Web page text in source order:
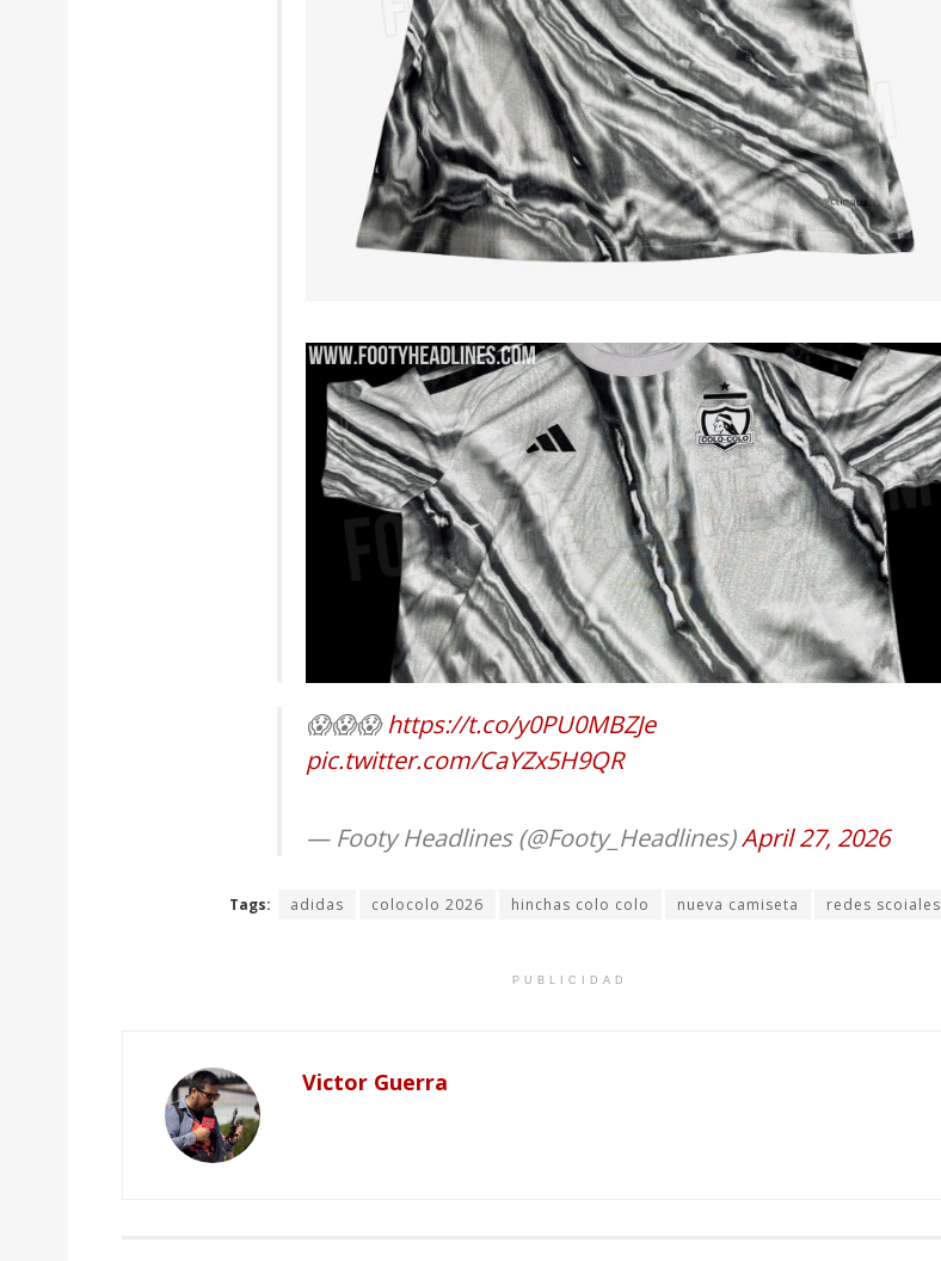
😱😱😱https://t.co/y0PU0MBZJe
pic.twitter.com/CaYZx5H9QR
— Footy Headlines (@Footy_Headlines)April 27, 2026
Tags: adidas colocolo 2026 hinchas colo colo nueva camiseta redes scoiales
PUBLICIDAD
Victor Guerra